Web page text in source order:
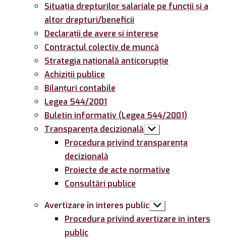
Situația drepturilor salariale pe funcții și a
altor drepturi/beneficii
Declarații de avere și interese
Contractul colectiv de muncă
Strategia națională anticorupție
Achiziții publice
Bilanțuri contabile
Legea 544/2001
Buletin informativ (Legea 544/2001)
Transparența decizională Arată
submeniul
Procedura privind transparența
decizională
Proiecte de acte normative
Consultări publice
Avertizare în interes public Arată
submeniul
Procedura privind avertizare in inters
public